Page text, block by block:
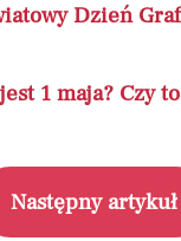
Dzień
1 maja? Czy
Następny artykuł